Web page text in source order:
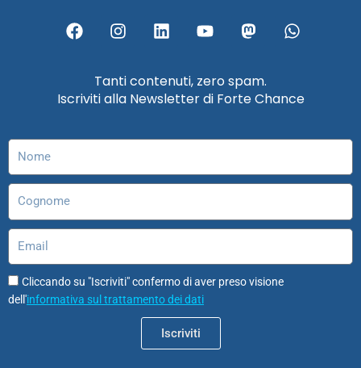
F
a
b
o
k
I
n
t
a
g
a
L
i
e
d
n
Y
o
u
b
M
a
o
d
n
W
h
a
p
Tanti contenuti, zero spam.
Iscriviti alla Newsletter di Forte Chance
Cliccando su "Iscriviti" confermo di aver preso visione
dell'informativa sul trattamento dei dati
Iscriviti